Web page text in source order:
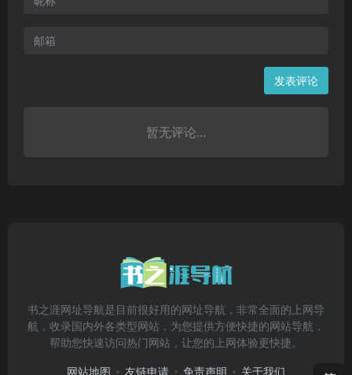
发表评论
暂无评论...
书之涯网址导航是目前很好用的网址导航，非常全面的上网导
航，收录国内外各类型网站，为您提供方便快捷的网站导航，
帮助您快速访问热门网站，让您的上网体验更快捷。
网站地图 友链申请 免责声明 关于我们